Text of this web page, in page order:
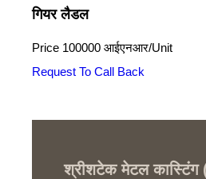
गियर लैडल
Price 100000 आईएनआर/Unit
Request To Call Back
श्रीशटेक मेटल कास्टिंग